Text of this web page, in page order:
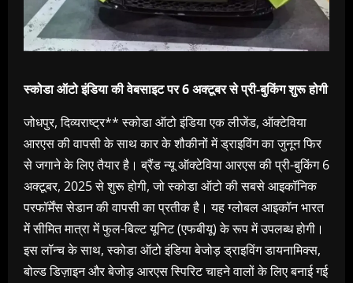
स्कोडा ऑटो इंडिया की वेबसाइट पर 6 अक्टूबर से प्री-बुकिंग शुरू होगी
जोधपुर, दिव्यराष्ट्र** स्कोडा ऑटो इंडिया एक लीजेंड, ऑक्टेविया
आरएस की वापसी के साथ कार के शौकीनों में ड्राइविंग का जुनून फिर
से जगाने के लिए तैयार है। ब्रैंड न्यू ऑक्टेविया आरएस की प्री-बुकिंग 6
अक्टूबर, 2025 से शुरू होगी, जो स्कोडा ऑटो की सबसे आइकॉनिक
परफॉर्मेंस सेडान की वापसी का प्रतीक है। यह ग्लोबल आइकॉन भारत
में सीमित मात्रा में फुल-बिल्ट यूनिट (एफबीयू) के रूप में उपलब्ध होगी।
इस लॉन्च के साथ, स्कोडा ऑटो इंडिया बेजोड़ ड्राइविंग डायनामिक्स,
बोल्ड डिज़ाइन और बेजोड़ आरएस स्पिरिट चाहने वालों के लिए बनाई गई